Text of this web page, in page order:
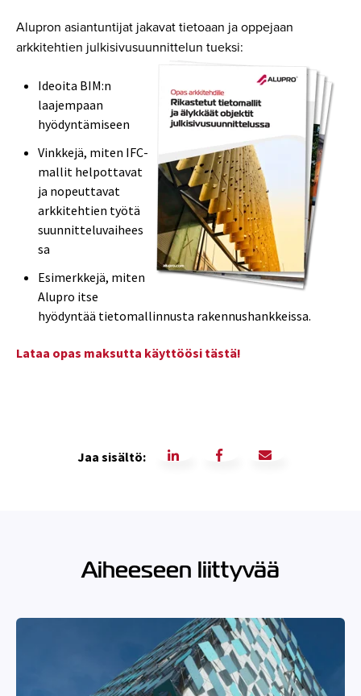
Alupron asiantuntijat jakavat tietoaan ja oppejaan
arkkitehtien julkisivusuunnittelun tueksi:
Ideoita BIM:n
laajempaan
hyödyntämiseen
Vinkkejä, miten IFC-
mallit helpottavat
ja nopeuttavat
arkkitehtien työtä
suunnitteluvaihees
sa
Esimerkkejä, miten
Alupro itse
hyödyntää tietomallinnusta rakennushankkeissa.
Lataa opas maksutta käyttöösi tästä!
Jaa sisältö:
Aiheeseen liittyvää